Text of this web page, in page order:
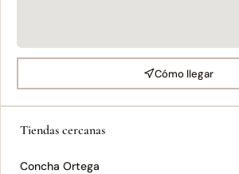
Cómo llegar
Tiendas cercanas
Concha Ortega